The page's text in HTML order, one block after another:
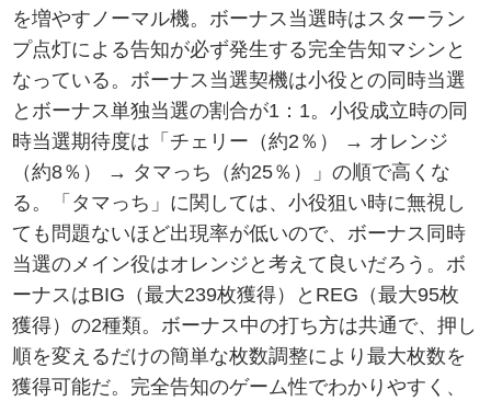
を増やすノーマル機。ボーナス当選時はスターラン
プ点灯による告知が必ず発生する完全告知マシンと
なっている。ボーナス当選契機は小役との同時当選
とボーナス単独当選の割合が1：1。小役成立時の同
時当選期待度は「チェリー（約2％） → オレンジ
（約8％） → タマっち（約25％）」の順で高くな
る。「タマっち」に関しては、小役狙い時に無視し
ても問題ないほど出現率が低いので、ボーナス同時
当選のメイン役はオレンジと考えて良いだろう。ボ
ーナスはBIG（最大239枚獲得）とREG（最大95枚
獲得）の2種類。ボーナス中の打ち方は共通で、押し
順を変えるだけの簡単な枚数調整により最大枚数を
獲得可能だ。完全告知のゲーム性でわかりやすく、